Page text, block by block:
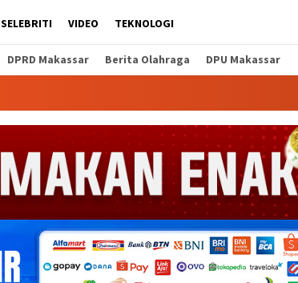
SELEBRITI VIDEO TEKNOLOGI
DPRD Makassar Berita Olahraga DPU Makassar